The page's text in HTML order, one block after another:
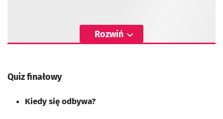
Rozwiń
Quiz finałowy
Kiedy się odbywa?